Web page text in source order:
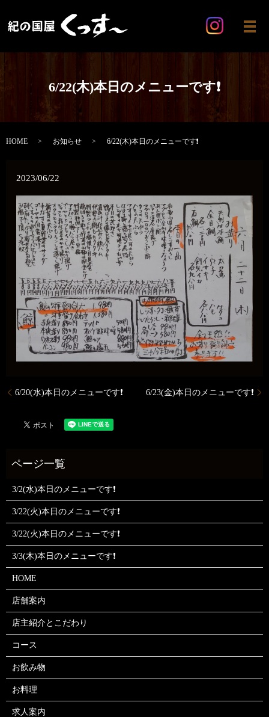
メ
6/22(木)本日のメニューです❗
HOME お知らせ 6/22(木)本日のメニューです❗
2023/06/22
6/20(水)本日のメニューです❗ 6/23(金)本日のメニューです❗
3/2(水)本日のメニューです❗
3/22(火)本日のメニューです❗
3/22(火)本日のメニューです❗
3/3(木)本日のメニューです❗
HOME
店舗案内
店主紹介とこだわり
コース
お飲み物
お料理
求人案内